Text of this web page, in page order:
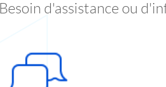
Besoin d'assistance ou